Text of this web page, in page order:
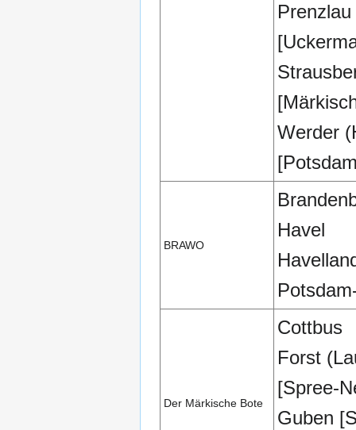
Werder
BRAWO
Havel
Der Märkische Bote
Cottbus
Forst
[Spree-
Guben